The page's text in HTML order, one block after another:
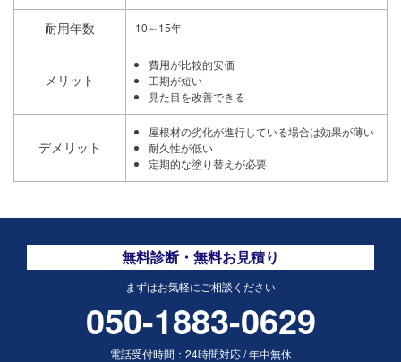
耐用年数 10～15年
メリット
費用が比較的安価
工期が短い
見た目を改善できる
デメリット
屋根材の劣化が進行している場合は効果が薄い
耐久性が低い
定期的な塗り替えが必要
無料診断・無料お見積り
まずはお気軽にご相談ください
050-1883-0629
電話受付時間： 24時間対応/年中無休